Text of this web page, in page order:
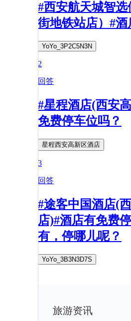
#西安航天城智
街地铁站店）#
YoYo_3P2C5N3N
2
回答
#星程酒店(西安
免费停车位吗？
星程西安高新区酒店
3
回答
#途客中国酒店(
店)#酒店有免费
有，停哪儿呢？
YoYo_3B3N3D7S
旅游资讯